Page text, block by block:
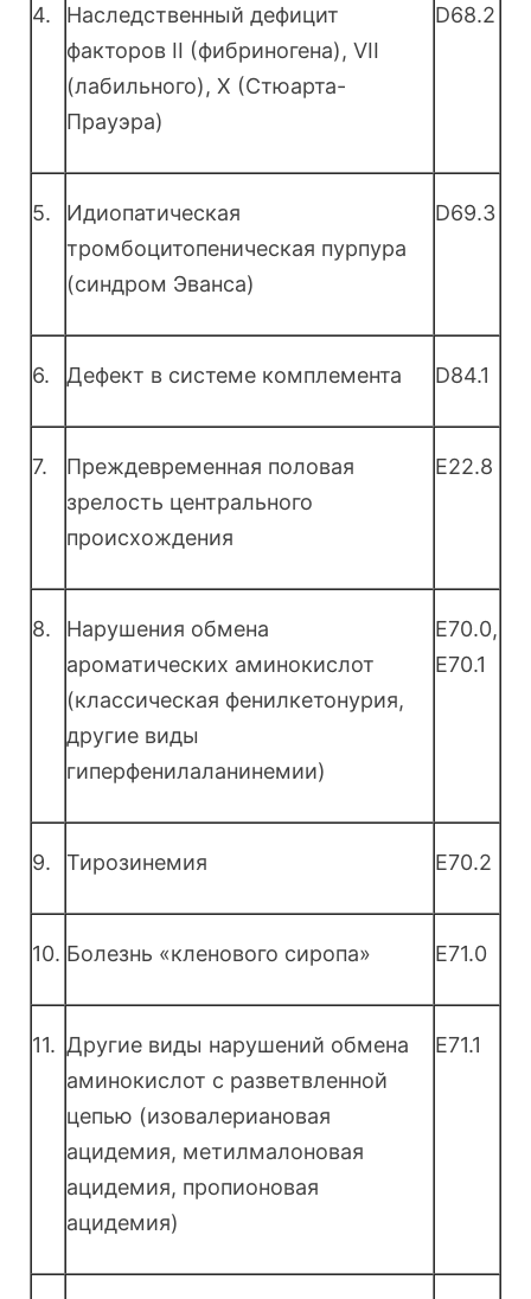
4.
Наследственный дефицит
факторов II (фибриногена), VII
(лабильного), X (Стюарта-
Прауэра)
D68.2
5.
Идиопатическая
тромбоцитопеническая пурпура
(синдром Эванса)
D69.3
6. Дефект в системе комплемента D84.1
7.
Преждевременная половая
зрелость центрального
происхождения
E22.8
8.
Нарушения обмена
ароматических аминокислот
(классическая фенилкетонурия,
другие виды
гиперфенилаланинемии)
E70.0,
E70.1
9. Тирозинемия E70.2
10. Болезнь «кленового сиропа» E71.0
11. Другие виды нарушений обмена
аминокислот с разветвленной
цепью (изовалериановая
ацидемия, метилмалоновая
ацидемия, пропионовая
ацидемия)
E71.1